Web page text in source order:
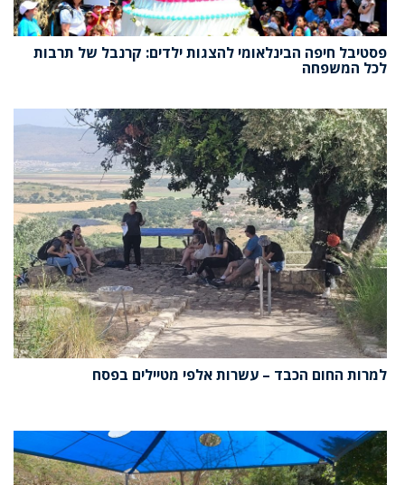
פסטיבל חיפה הבינלאומי להצגות ילדים: קרנבל של תרבות
לכל המשפחה
למרות החום הכבד – עשרות אלפי מטיילים בפסח